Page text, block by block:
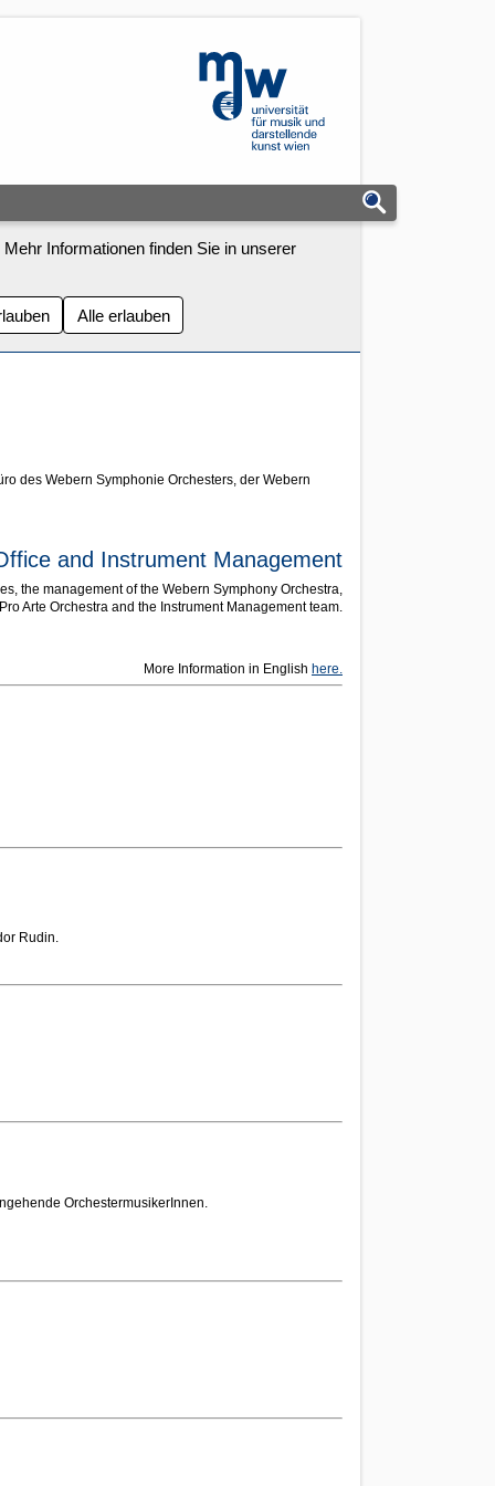
mdw - Homepage
Informationen finden Sie in unserer
Alle erlauben
des Webern Symphonie Orchesters, der Webern
and Instrument Management
the management of the Webern Symphony Orchestra,
Arte Orchestra and the Instrument Management team.
More Information in English here.
Rudin.
OrchestermusikerInnen.